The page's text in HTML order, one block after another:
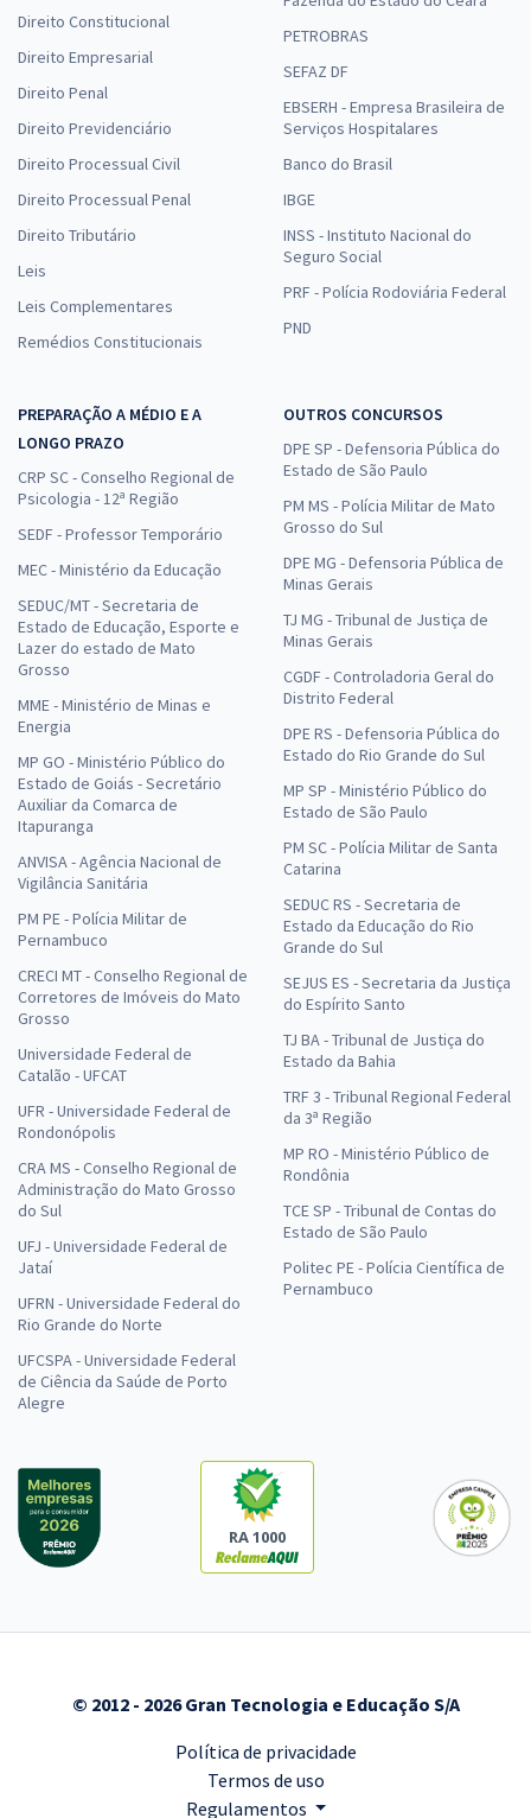
Direito Constitucional
Direito Empresarial
Direito Penal
Direito Previdenciário
Direito Processual Civil
Direito Processual Penal
Direito Tributário
Leis
Leis Complementares
Remédios Constitucionais
PETROBRAS
SEFAZ DF
EBSERH - Empresa Brasileira de
Serviços Hospitalares
Banco do Brasil
IBGE
INSS - Instituto Nacional do
Seguro Social
PRF - Polícia Rodoviária Federal
PND
PREPARAÇÃO A MÉDIO E A
LONGO PRAZO
CRP SC - Conselho Regional de
Psicologia - 12ª Região
SEDF - Professor Temporário
MEC - Ministério da Educação
SEDUC/MT - Secretaria de
Estado de Educação, Esporte e
Lazer do estado de Mato
Grosso
MME - Ministério de Minas e
Energia
MP GO - Ministério Público do
Estado de Goiás - Secretário
Auxiliar da Comarca de
Itapuranga
ANVISA - Agência Nacional de
Vigilância Sanitária
PM PE - Polícia Militar de
Pernambuco
CRECI MT - Conselho Regional de
Corretores de Imóveis do Mato
Grosso
Universidade Federal de
Catalão - UFCAT
UFR - Universidade Federal de
Rondonópolis
CRA MS - Conselho Regional de
Administração do Mato Grosso
do Sul
UFJ - Universidade Federal de
Jataí
UFRN - Universidade Federal do
Rio Grande do Norte
UFCSPA - Universidade Federal
de Ciência da Saúde de Porto
Alegre
OUTROS CONCURSOS
DPE SP - Defensoria Pública do
Estado de São Paulo
PM MS - Polícia Militar de Mato
Grosso do Sul
DPE MG - Defensoria Pública de
Minas Gerais
TJ MG - Tribunal de Justiça de
Minas Gerais
CGDF - Controladoria Geral do
Distrito Federal
DPE RS - Defensoria Pública do
Estado do Rio Grande do Sul
MP SP - Ministério Público do
Estado de São Paulo
PM SC - Polícia Militar de Santa
Catarina
SEDUC RS - Secretaria de
Estado da Educação do Rio
Grande do Sul
SEJUS ES - Secretaria da Justiça
do Espírito Santo
TJ BA - Tribunal de Justiça do
Estado da Bahia
TRF 3 - Tribunal Regional Federal
da 3ª Região
MP RO - Ministério Público de
Rondônia
TCE SP - Tribunal de Contas do
Estado de São Paulo
Politec PE - Polícia Científica de
Pernambuco
RA 1000
© 2012 - 2026 Gran Tecnologia e Educação S/A
Política de privacidade
Termos de uso
Regulamentos